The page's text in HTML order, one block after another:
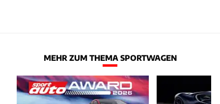
MEHR ZUM THEMA SPORTWAGEN